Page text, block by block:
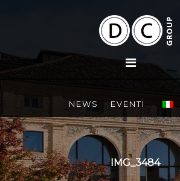
NEWS EVENTI
IMG_3484